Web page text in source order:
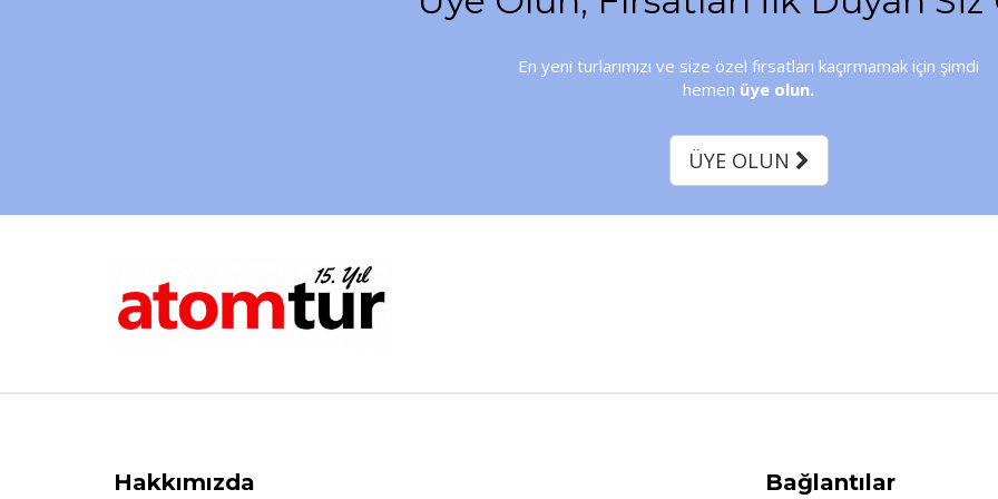
En yeni turlarımızı ve size özel fırsatları kaçırmamak için şimdi
hemen üye olun.
ÜYE OLUN
Hakkımızda Bağlantılar